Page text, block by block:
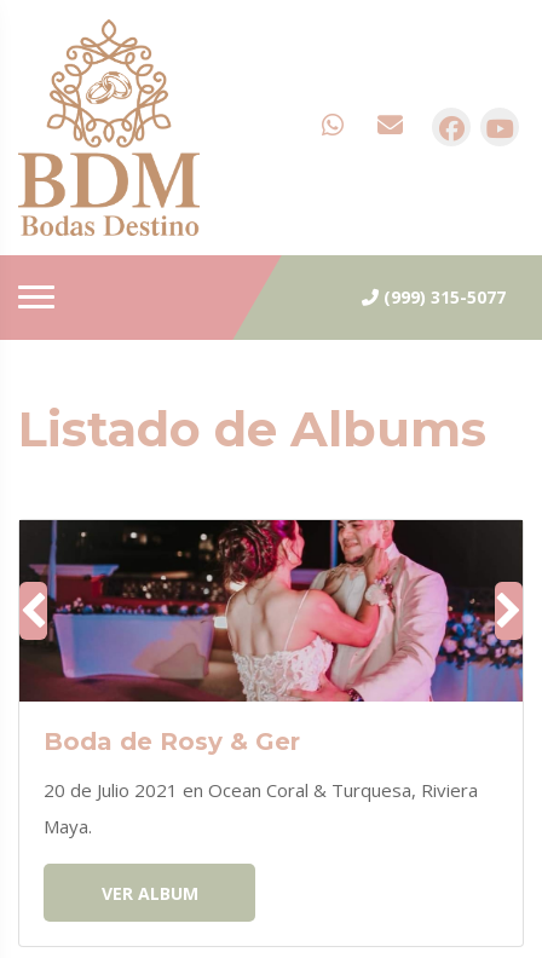
(999) 315-5077
Listado de Albums
Boda de Rosy & Ger
20 de Julio 2021 en Ocean Coral & Turquesa, Riviera
Maya.
VER ALBUM